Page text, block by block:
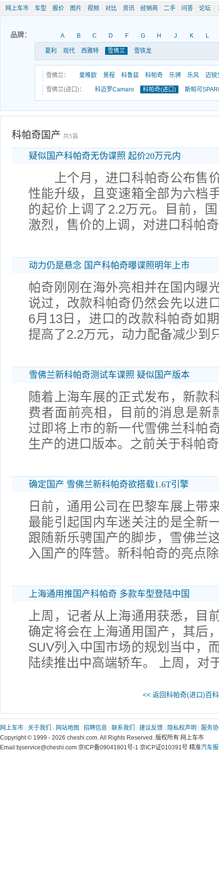
网上车市 车型 报价 图片 视频 对比 资讯 经销商 二手 问答 论坛
品牌： A B C D F G H J K L
夏利 现代 西雅特 雪佛兰 雪铁龙
雪佛兰： 爱唯欧 景程 科鲁兹 科帕奇 乐骋 乐风 迈锐
雪佛兰(进口)： 科迈罗Camaro 科帕奇(进口) 斯帕可
科帕奇国产 共5篇
疑似国产科帕奇无伪谍照 起价20万元内
上个月，进口科帕奇公布售价
性能升级，且变速箱全部为六档
的起价上调了2.2万元。目前，
激烈，售价的上调，对进口科帕
动力仍是悬念 国产科帕奇曝谍照明年上市
帕奇刚刚在海外亮相并在国内曝
说过，改款科帕奇仍然会先以进
6月13日，进口的改款科帕奇如
提高了2.2万元，动力配备减少到
雪佛兰新科帕奇测试车谍照 疑似国产版本
随着上海车展的正式发布，新款
费者面前亮相，目前的消息是新
过即将上市的新一代雪佛兰科帕
生产的进口版本。之前关于科帕
确定国产 雪佛兰新科帕奇欲搭载1.6T引擎
日前，通用公司在巴黎车展上带
最能引起国内车迷关注的是全新
跟随新乐骋国产的脚步，雪佛兰
入国产的阵营。新科帕奇的亮点
上海通用推国产科帕奇 多款车型登陆中国
上周，记者从上海通用获悉，目
确定将会在上海通用国产，其后
SUV列入中国市场的规划当中，
陆续推出中高端轿车。 上周，对
<< 返回科帕奇(进口)百科
网上车市 关于我们 网站地图 招聘信息 联系我们 建议反馈 隐私权声明
服务
Copyright © 1999 - 2026 cheshi.com. All Rights Reserved. 版权所有 网上车市
Email:bjservice@cheshi.com 京ICP备09041801号-1 京ICP证010391号 精准汽车